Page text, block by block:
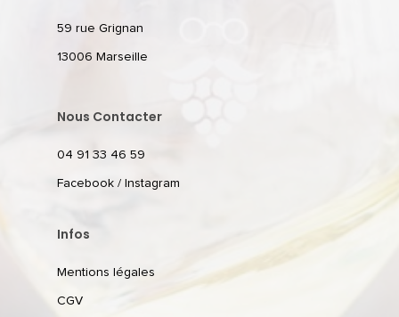
59 rue Grignan
13006 Marseille
Nous Contacter
04 91 33 46 59
Facebook / Instagram
Infos
Mentions légales
CGV